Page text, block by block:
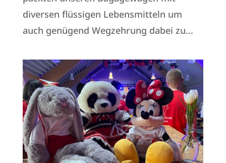
diversen flüssigen Lebensmitteln um
auch genügend Wegzehrung dabei zu...